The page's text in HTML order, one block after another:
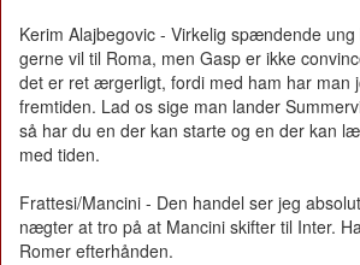
Kerim Alajbegovic - Virkelig spændende
gerne vil til Roma, men Gasp er ikke
det er ret ærgerligt, fordi med ham har man
fremtiden. Lad os sige man lander
så har du en der kan starte og en der kan
med tiden.
Frattesi/Mancini - Den handel ser jeg
nægter at tro på at Mancini skifter til Inter.
Romer efterhånden.